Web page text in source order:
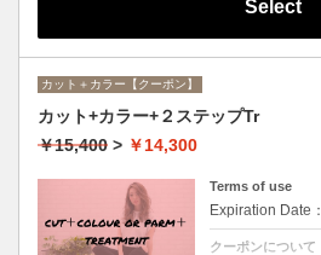
Select
カット＋カラー【クーポン】
カット+カラー+２ステップTr
￥15,400 > ￥14,300
Terms of use
Expiration Date：
クーポンについて